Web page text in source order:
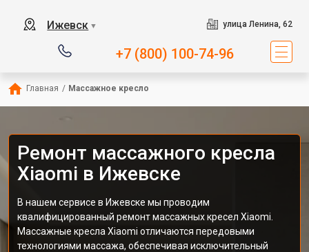
Ижевск ▼ улица Ленина, 62
+7 (800) 100-74-96
Главная / Массажное кресло
Ремонт массажного кресла
Xiaomi в Ижевске
В нашем сервисе в Ижевске мы проводим
квалифицированный ремонт массажных кресел Xiaomi.
Массажные кресла Xiaomi отличаются передовыми
технологиями массажа, обеспечивая исключительный